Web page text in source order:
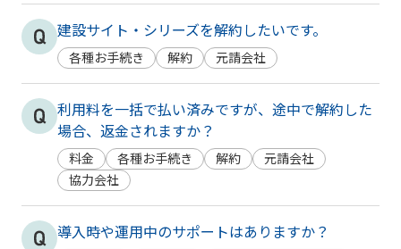
建設サイト・シリーズを解約したいです。
各種お手続き 解約 元請会社
利用料を一括で払い済みですが、途中で解約した
場合、返金されますか？
料金 各種お手続き 解約
元請会社
協力会社
導入時や運用中のサポートはありますか？